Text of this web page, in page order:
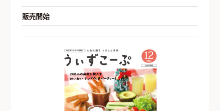
販売開始